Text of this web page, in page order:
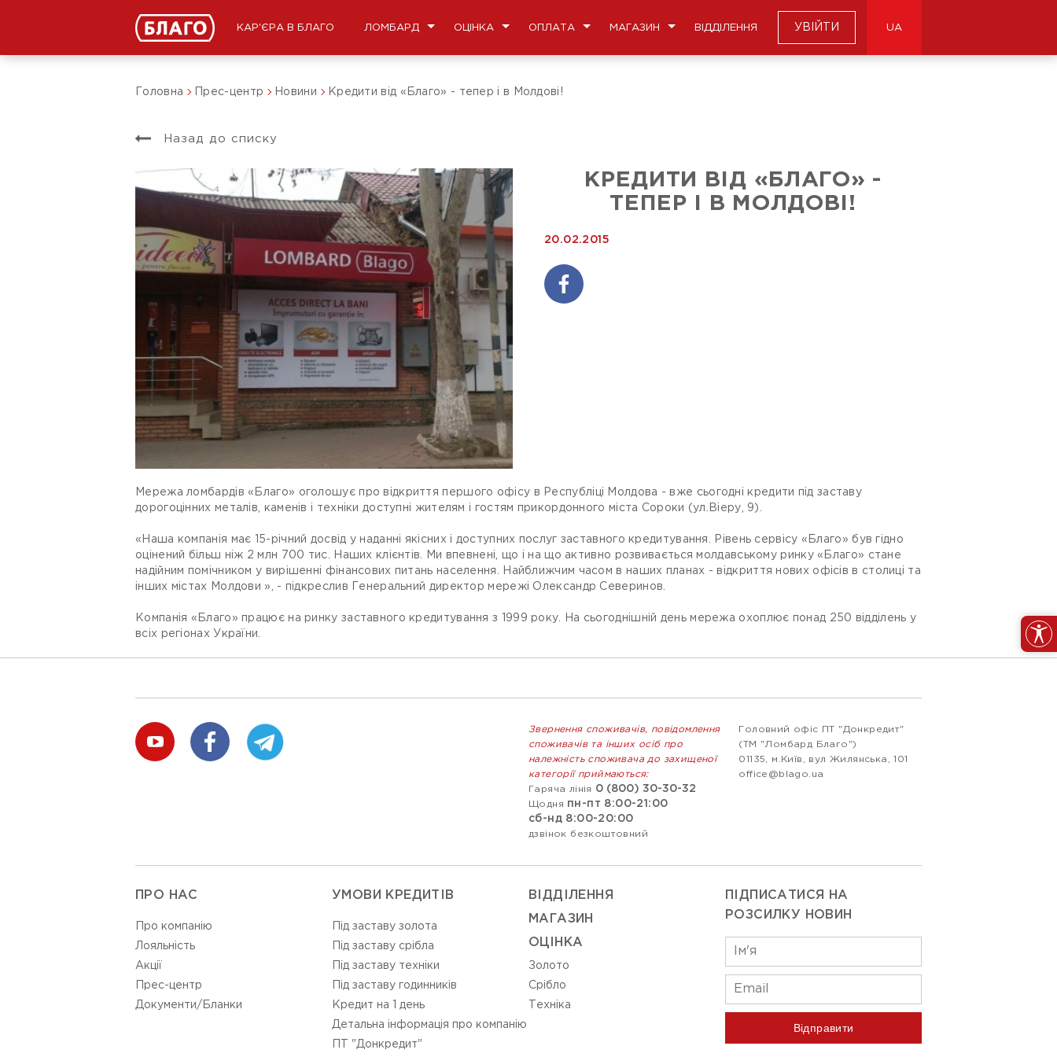
КАР'ЄРА В БЛАГО ЛОМБАРД ОЦІНКА ОПЛАТА МАГАЗИН ВІДДІЛЕННЯ УВІЙТИ UA
Головна Прес-центр Новини Кредити від «Благо» - тепер і в Молдові!
Назад до списку
КРЕДИТИ ВІД «БЛАГО» -
ТЕПЕР І В МОЛДОВІ!
20.02.2015
Мережа ломбардів «Благо» оголошує про відкриття першого офісу в Республіці Молдова - вже сьогодні кредити під заставу
дорогоцінних металів, каменів і техніки доступні жителям і гостям прикордонного міста Сороки (ул.Віеру, 9).
«Наша компанія має 15-річний досвід у наданні якісних і доступних послуг заставного кредитування. Рівень сервісу «Благо» був гідно
оцінений більш ніж 2 млн 700 тис. Наших клієнтів. Ми впевнені, що і на що активно розвивається молдавському ринку «Благо» стане
надійним помічником у вирішенні фінансових питань населення. Найближчим часом в наших планах - відкриття нових офісів в столиці та
інших містах Молдови », - підкреслив Генеральний директор мережі Олександр Северинов.
Компанія «Благо» працює на ринку заставного кредитування з 1999 року. На сьогоднішній день мережа охоплює понад 250 відділень у
всіх регіонах України.
Звернення споживачів, повідомлення
споживачів та інших осіб про
належність споживача до захищеної
категорії приймаються:
Гаряча лінія
0 (800) 30-30-32
Щодня пн-пт 8:00-21:00
сб-нд 8:00-20:00
дзвінок безкоштовний
Головний офіс ПТ "Донкредит"
(ТМ "Ломбард Благо")
01135, м.Київ, вул Жилянська, 101
office@blago.ua
ПРО НАС
Про компанію
Лояльність
Акції
Прес-центр
Документи/Бланки
УМОВИ КРЕДИТІВ
Під заставу золота
Під заставу срібла
Під заставу техніки
Під заставу годинників
Кредит на 1 день
Детальна інформація про компанію
ПТ "Донкредит"
ВIДДIЛЕННЯ
МАГАЗИН
ОЦIНКА
Золото
Срiбло
Технiка
ПІДПИСАТИСЯ НА
РОЗСИЛКУ НОВИН
Відправити